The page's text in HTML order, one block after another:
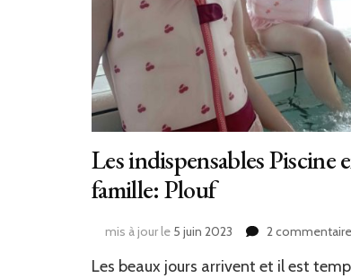
Les indispensables Piscine
famille: Plouf
mis à jour le 5 juin 2023 2
Les beaux jours arrivent et il est